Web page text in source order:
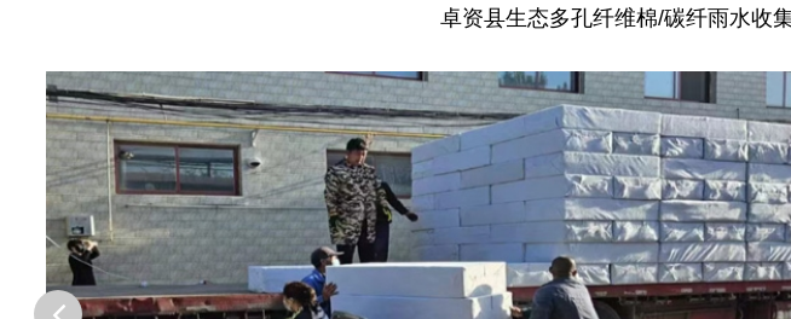
卓资县生态多孔纤维棉/碳纤雨水收